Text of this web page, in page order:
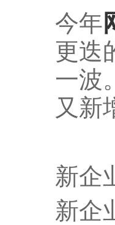
今年
更迭
一波
又新
新企
新企